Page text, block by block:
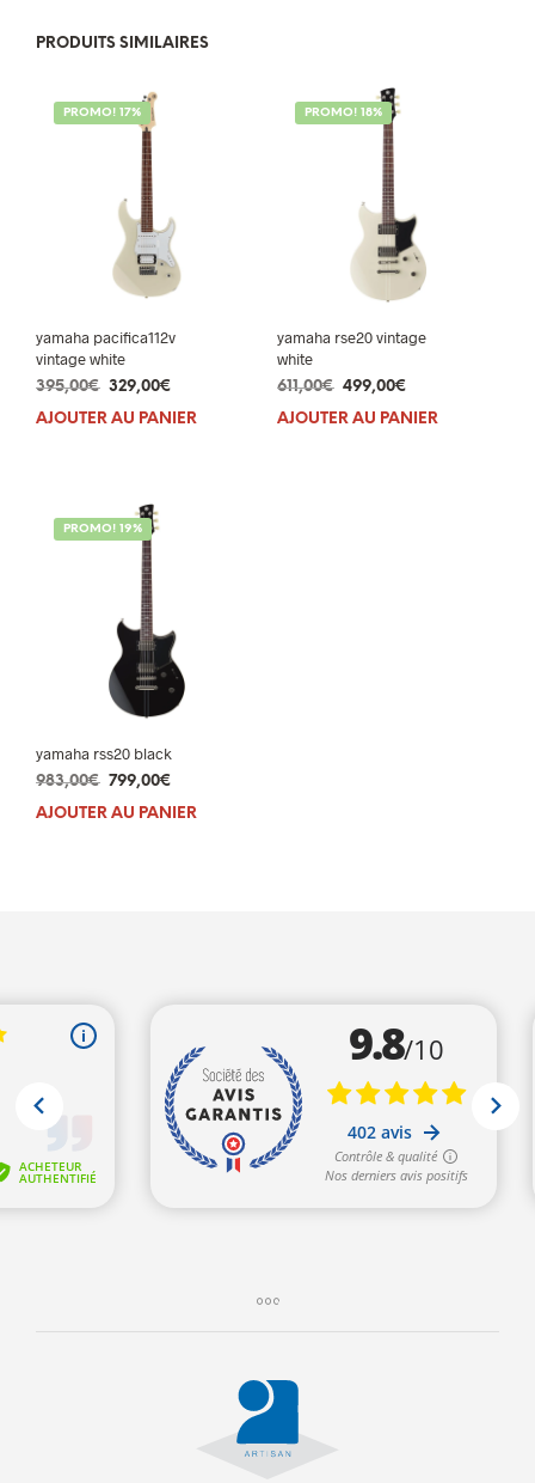
PRODUITS SIMILAIRES
PROMO! 17%
yamaha pacifica112v
vintage white
395,00€ Le
prix
329,00€
prix
AJOUTER AU PANIER
PROMO! 18%
yamaha rse20 vintage
white
611,00€ Le
prix
499,00€Le
prix
AJOUTER AU PANIER
PROMO! 19%
yamaha rss20 black
983,00€ Le
prix
799,00€
prix
AJOUTER AU PANIER